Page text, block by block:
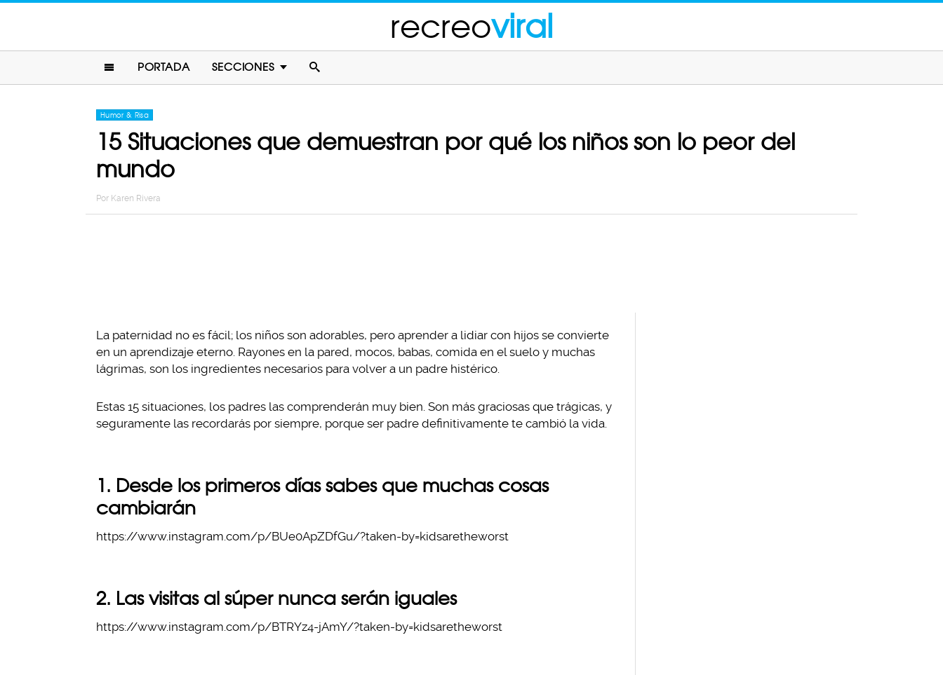
recreoviral
PORTADA SECCIONES
Humor & Risa
15 Situaciones que demuestran por qué los niños son lo peor del
mundo
Por Karen Rivera
La paternidad no es fácil; los niños son adorables, pero aprender a lidiar con hijos se convierte
en un aprendizaje eterno. Rayones en la pared, mocos, babas, comida en el suelo y muchas
lágrimas, son los ingredientes necesarios para volver a un padre histérico.
Estas 15 situaciones, los padres las comprenderán muy bien. Son más graciosas que trágicas, y
seguramente las recordarás por siempre, porque ser padre definitivamente te cambió la vida.
1. Desde los primeros días sabes que muchas cosas
cambiarán
https://www.instagram.com/p/BUe0ApZDfGu/?taken-by=kidsaretheworst
2. Las visitas al súper nunca serán iguales
https://www.instagram.com/p/BTRYz4-jAmY/?taken-by=kidsaretheworst